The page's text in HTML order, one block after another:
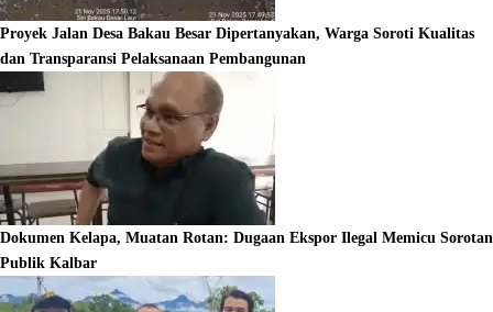
Proyek Jalan Desa Bakau Besar Dipertanyakan, Warga Soroti Kualitas
dan Transparansi Pelaksanaan Pembangunan
Dokumen Kelapa, Muatan Rotan: Dugaan Ekspor Ilegal Memicu Sorotan
Publik Kalbar